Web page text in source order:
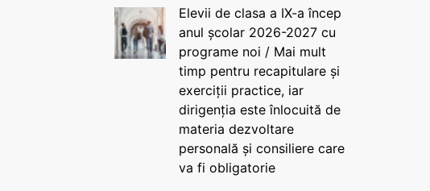
Elevii de clasa a IX-a încep
anul școlar 2026-2027 cu
programe noi / Mai mult
timp pentru recapitulare și
exerciții practice, iar
dirigenția este înlocuită de
materia dezvoltare
personală și consiliere care
va fi obligatorie